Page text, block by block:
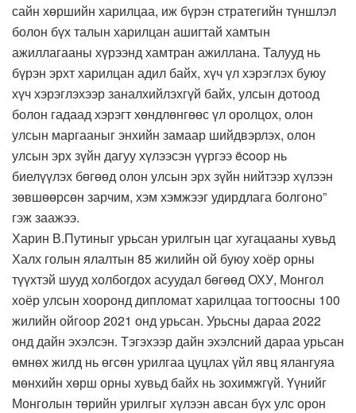
сайн хөршийн харилцаа, иж бүрэн стратегийн түншлэл
болон бүх талын харилцан ашигтай хамтын
ажиллагааны хүрээнд хамтран ажиллана. Талууд нь
бүрэн эрхт харилцан адил байх, хүч үл хэрэглэх буюу
хүч хэрэглэхээр заналхийлэхгүй байх, улсын дотоод
болон гадаад хэрэгт хөндлөнгөөс үл оролцох, олон
улсын маргааныг энхийн замаар шийдвэрлэх, олон
улсын эрх зүйн дагуу хүлээсэн үүргээ ëcoop нь
биелүүлэх бөгөөд олон улсын эрх зүйн нийтээр хүлээн
зөвшөөрсөн зарчим, хэм хэмжээг удирдлага болгоно”
гэж заажээ.
Харин В.Путиныг урьсан урилгын цаг хугацааны хувьд
Халх голын ялалтын 85 жилийн ой буюу хоёр орны
түүхтэй шууд холбогдох асуудал бөгөөд ОХУ, Монгол
хоёр улсын хооронд дипломат харилцаа тогтоосны 100
жилийн ойгоор 2021 онд урьсан. Урьсны дараа 2022
онд дайн эхэлсэн. Тэгэхээр дайн эхэлсний дараа урьсан
өмнөх жилд нь өгсөн урилгаа цуцлах үйл явц ялангуяа
мөнхийн хөрш орны хувьд байх нь зохимжгүй. Үүнийг
Монголын төрийн урилгыг хүлээн авсан бүх улс орон